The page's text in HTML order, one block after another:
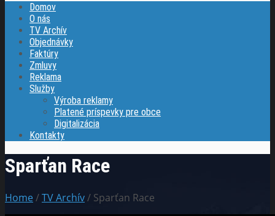
Domov
O nás
TV Archív
Objednávky
Faktúry
Zmluvy
Reklama
Služby
Výroba reklamy
Platené príspevky pre obce
Digitalizácia
Kontakty
Sparťan Race
Home/TV Archív/ Sparťan Race